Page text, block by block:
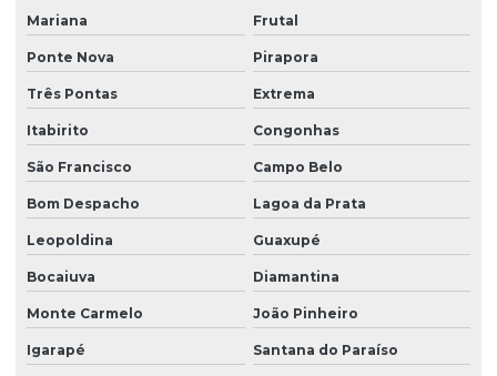
Mariana Frutal
Ponte Nova Pirapora
Três Pontas Extrema
Itabirito Congonhas
São Francisco Campo Belo
Bom Despacho Lagoa da Prata
Leopoldina Guaxupé
Bocaiuva Diamantina
Monte Carmelo João Pinheiro
Igarapé Santana do Paraíso